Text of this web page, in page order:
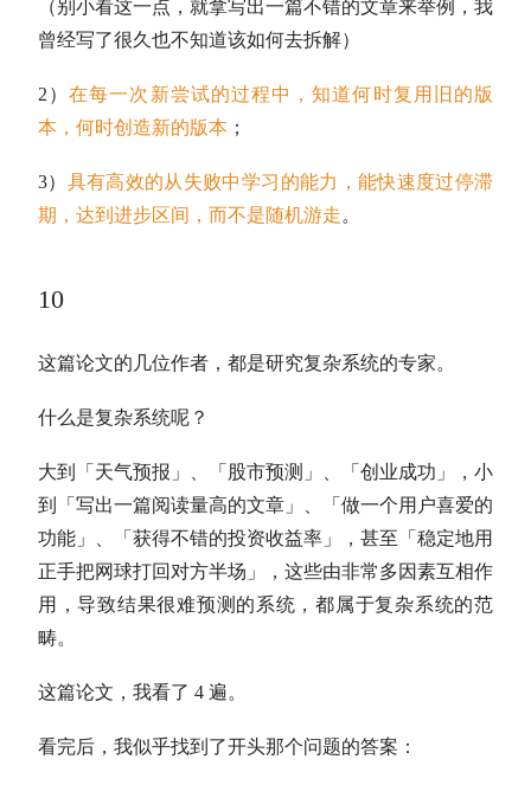
（别小看这一点，就拿写出一篇不错的文章来举例，我
曾经写了很久也不知道该如何去拆解）
2）在每一次新尝试的过程中，知道何时复用旧的版
本，何时创造新的版本 ；
3） 具有高效的从失败中学习的能力，能快速度过停滞
期，达到进步区间，而不是随机游走。
10
这篇论文的几位作者，都是研究复杂系统的专家。
什么是复杂系统呢？
大到「天气预报」、「股市预测」、「创业成功」，小
到「写出一篇阅读量高的文章」、「做一个用户喜爱的
功能」、「获得不错的投资收益率」，甚至「稳定地用
正手把网球打回对方半场」，这些由非常多因素互相作
用，导致结果很难预测的系统，都属于复杂系统的范
畴。
这篇论文，我看了 4 遍。
看完后，我似乎找到了开头那个问题的答案：